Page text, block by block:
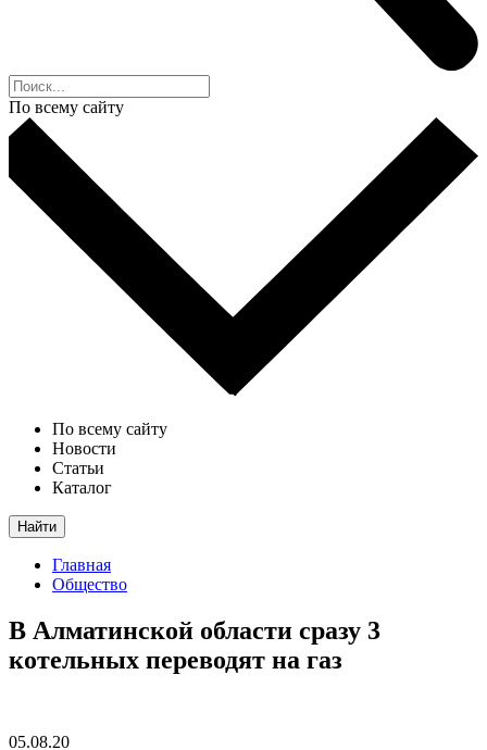
По всему сайту
По всему сайту
Новости
Статьи
Каталог
Найти
Главная
Общество
В Алматинской области сразу 3
котельных переводят на газ
05.08.20